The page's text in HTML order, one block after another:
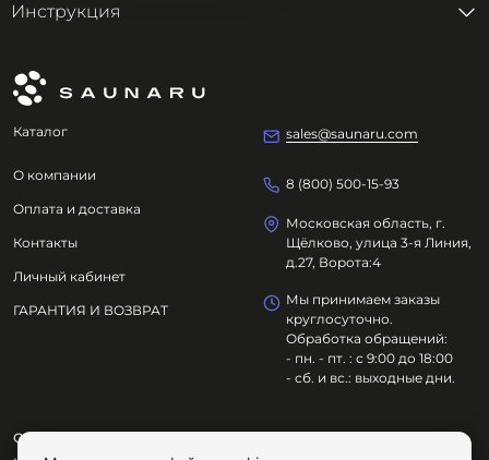
Инструкция
Каталог
О компании
Оплата и доставка
Контакты
Личный кабинет
ГАРАНТИЯ И ВОЗВРАТ
sales@saunaru.com
8 (800) 500-15-93
Московская область, г.
Щёлково, улица 3-я Линия,
д.27, Ворота:4
Мы принимаем заказы
круглосуточно.
Обработка обращений:
- пн. - пт. : с 9:00 до 18:00
- сб. и вс.: выходные дни.
ООО "ОЗДОРОВИТЕЛЬНЫЕ ТЕХНОЛОГИИ"